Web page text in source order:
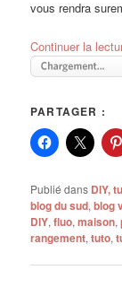
vous rendra
Continuer la
PARTAGER :
Publié dans DIY,
blog du sud,blog
DIY,fluo,maison,
rangement,tuto,